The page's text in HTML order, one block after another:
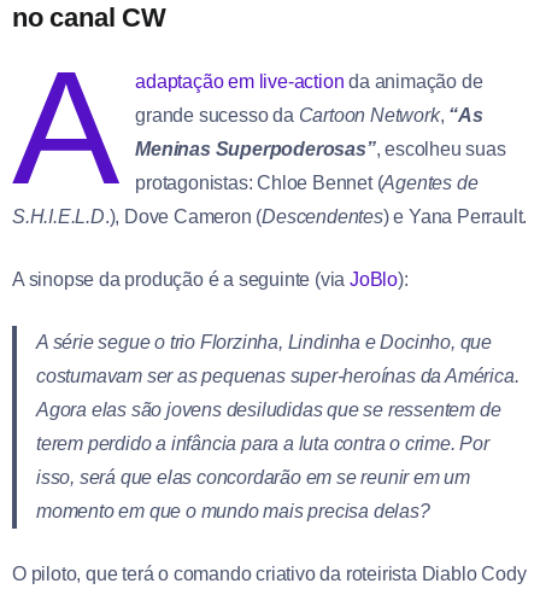
no canal CW
A adaptação em live-action da animação de
grande sucesso da Cartoon Network, “As
Meninas Superpoderosas”, escolheu suas
protagonistas: Chloe Bennet (Agentes de
S.H.I.E.L.D.), Dove Cameron (Descendentes) e Yana Perrault.
A sinopse da produção é a seguinte (viaJoBlo):
A série segue o trio Florzinha, Lindinha e Docinho, que
costumavam ser as pequenas super-heroínas da América.
Agora elas são jovens desiludidas que se ressentem de
terem perdido a infância para a luta contra o crime. Por
isso, será que elas concordarão em se reunir em um
momento em que o mundo mais precisa delas?
O piloto, que terá o comando criativo da roteirista Diablo Cody